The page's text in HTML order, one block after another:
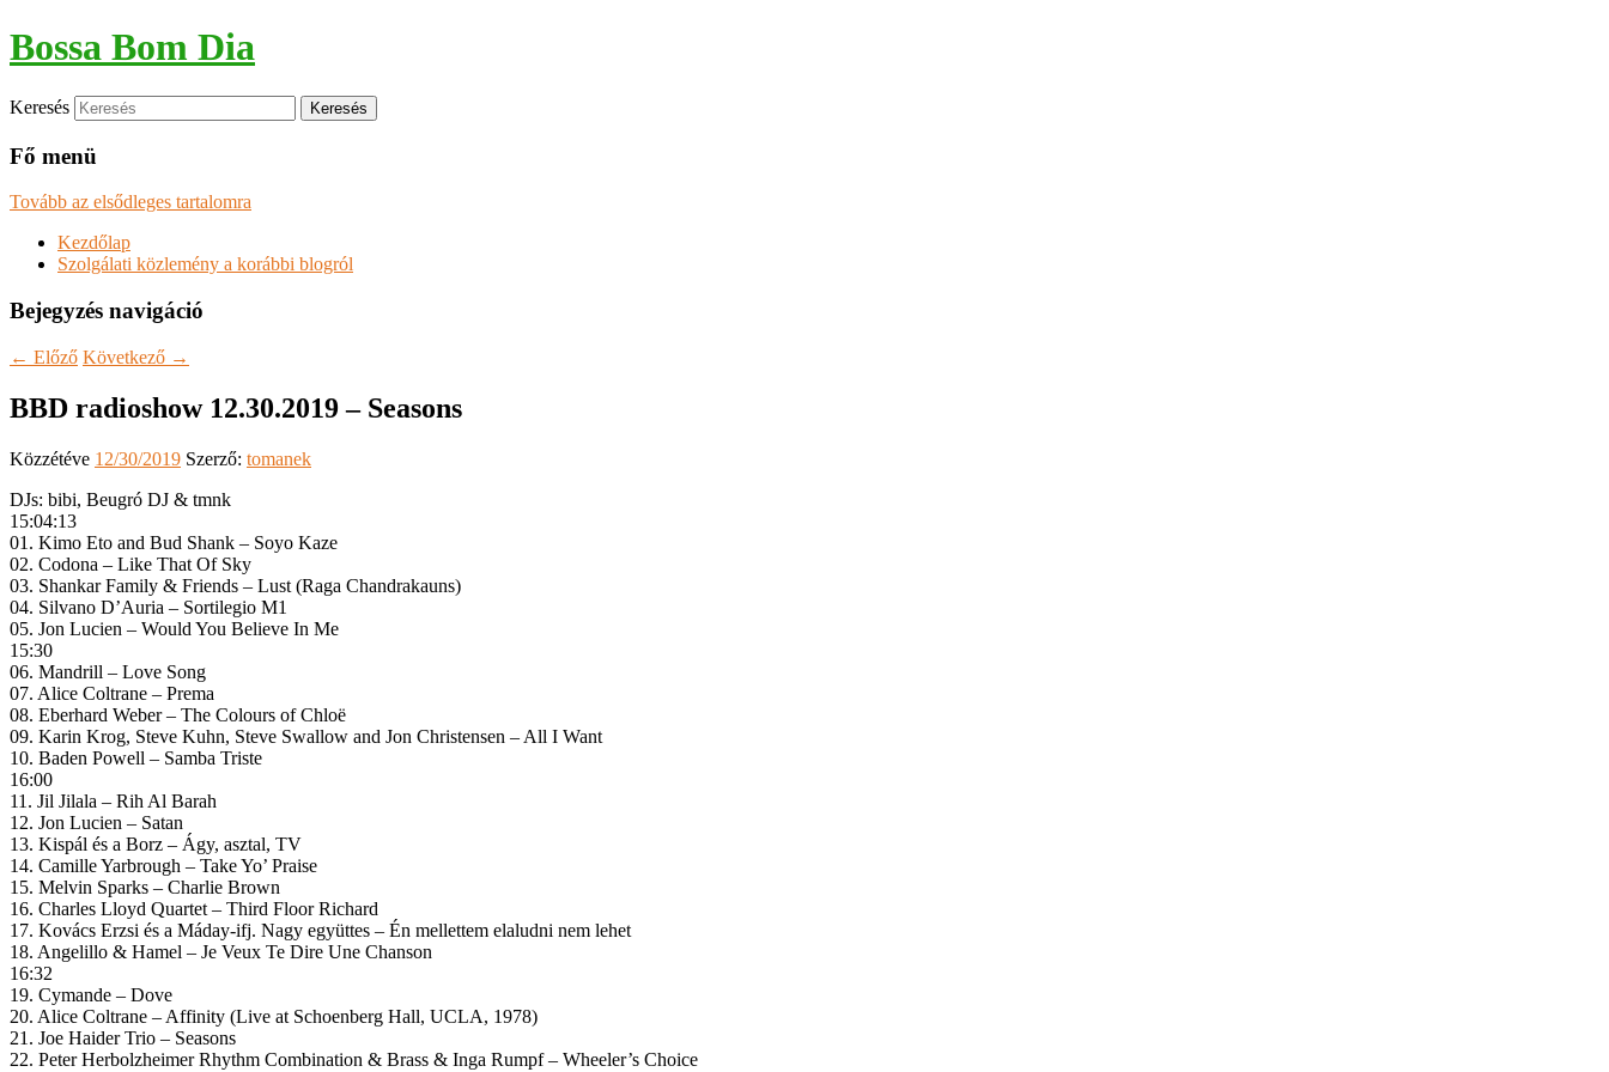
Bossa Bom Dia
Keresés
Fő menü
Tovább az elsődleges tartalomra
Kezdőlap
Szolgálati közlemény a korábbi blogról
Bejegyzés navigáció
← Előző Következő →
BBD radioshow 12.30.2019 – Seasons
Közzétéve 12/30/2019 Szerző: tomanek
DJs: bibi, Beugró DJ & tmnk
15:04:13
01. Kimo Eto and Bud Shank – Soyo Kaze
02. Codona – Like That Of Sky
03. Shankar Family & Friends – Lust (Raga Chandrakauns)
04. Silvano D’Auria – Sortilegio M1
05. Jon Lucien – Would You Believe In Me
15:30
06. Mandrill – Love Song
07. Alice Coltrane – Prema
08. Eberhard Weber – The Colours of Chloë
09. Karin Krog, Steve Kuhn, Steve Swallow and Jon Christensen – All I Want
10. Baden Powell – Samba Triste
16:00
11. Jil Jilala – Rih Al Barah
12. Jon Lucien – Satan
13. Kispál és a Borz – Ágy, asztal, TV
14. Camille Yarbrough – Take Yo’ Praise
15. Melvin Sparks – Charlie Brown
16. Charles Lloyd Quartet – Third Floor Richard
17. Kovács Erzsi és a Máday-ifj. Nagy együttes – Én mellettem elaludni nem lehet
18. Angelillo & Hamel – Je Veux Te Dire Une Chanson
16:32
19. Cymande – Dove
20. Alice Coltrane – Affinity (Live at Schoenberg Hall, UCLA, 1978)
21. Joe Haider Trio – Seasons
22. Peter Herbolzheimer Rhythm Combination & Brass & Inga Rumpf – Wheeler’s Choice